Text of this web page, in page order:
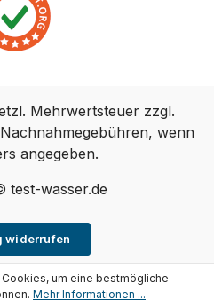
Mehrwertsteuer zzgl.
wenn
angegeben.
test-wasser.de
um eine bestmögliche
Mehr Informationen ...
widerrufen